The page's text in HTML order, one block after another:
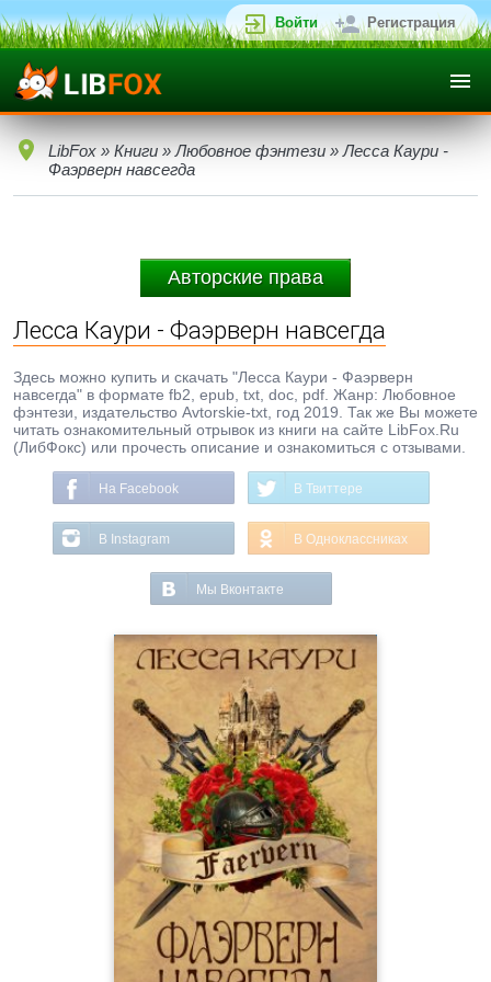
Войти Регистрация
LibFox » Книги » Любовное фэнтези » Лесса Каури -
Фаэрверн навсегда
Авторские права
Лесса Каури - Фаэрверн навсегда
Здесь можно купить и скачать "Лесса Каури - Фаэрверн
навсегда" в формате fb2, epub, txt, doc, pdf. Жанр: Любовное
фэнтези, издательство Avtorskie-txt, год 2019. Так же Вы можете
читать ознакомительный отрывок из книги на сайте LibFox.Ru
(ЛибФокс) или прочесть описание и ознакомиться с отзывами.
На Facebook В Твиттере
В Instagram В Одноклассниках
Мы Вконтакте